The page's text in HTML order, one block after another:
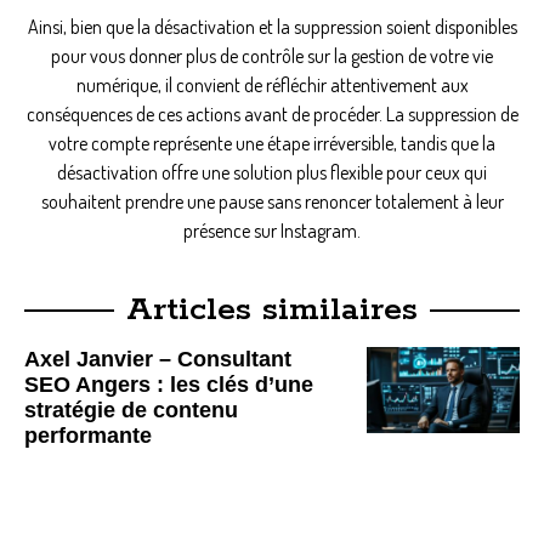
Articles similaires
Axel Janvier – Consultant
SEO Angers : les clés d’une
stratégie de contenu
performante
Ainsi, bien que la désactivation et la suppression soient disponibles
pour vous donner plus de contrôle sur la gestion de votre vie
numérique, il convient de réfléchir attentivement aux
conséquences de ces actions avant de procéder. La suppression de
votre compte représente une étape irréversible, tandis que la
désactivation offre une solution plus flexible pour ceux qui
souhaitent prendre une pause sans renoncer totalement à leur
présence sur Instagram.